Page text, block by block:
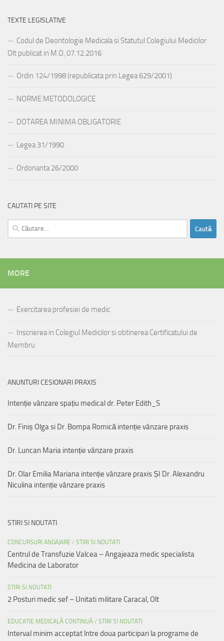
TEXTE LEGISLATIVE
Codul de Deontologie Medicala si Statutul Colegiului Medicilor
Olt publicat in M.O, 07.12.2016
Ordin 124/1998 (republicata prin Legea 629/2001)
NORME METODOLOGICE
DOTAREA MINIMA OBLIGATORIE
Legea 31/1990
Ordonanta 26/2000
CAUTATI PE SITE
Caută
după:
MORE
Exercitarea profesiei de medic
Inscrierea in Colegiul Medicilor si obtinerea Certificatului de
Membru
ANUNTURI CESIONARI PRAXIS
Intenție vânzare spațiu medical dr. Peter Edith_S
Dr. Finiș Olga si Dr. Bompa Romică intenție vânzare praxis
Dr. Luncan Maria intenție vânzare praxis
Dr. Olar Emilia Mariana intenție vânzare praxis ȘI Dr. Alexandru
Niculina intenție vânzare praxis
STIRI SI NOUTATI
CONCURSURI ANGAJARE / STIRI SI NOUTATI
Centrul de Transfuzie Valcea – Angajeaza medic specialista
Medicina de Laborator
STIRI SI NOUTATI
2 Posturi medic sef – Unitati militare Caracal, Olt
EDUCATIE MEDICALĂ CONTINUĂ / STIRI SI NOUTATI
Interval minim acceptat între doua participari la programe de